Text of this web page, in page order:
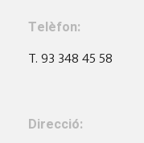
Telèfon:
T. 93 348 45 58
Direcció: